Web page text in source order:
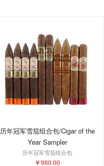
历年冠军雪茄组合包/Cigar of the
Year Sampler
历年冠军雪茄组合包
￥ 980.00